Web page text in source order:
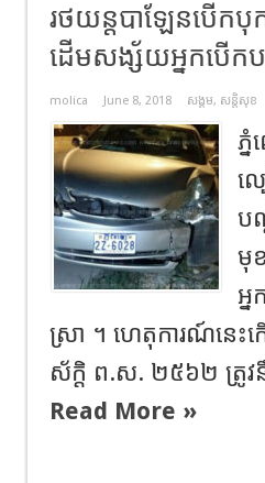
រថយន្តបាឡែនបើក
ដើមសង្ស័យអ្នកបើកប
molica June 8, 2018 សង្គម, សន្តិសុខ
ភ្
ល្
ប
មុ
អ្
ស្រា ។ ហេតុការណ៍នេះក
ស័ក្តិ ព.ស. ២៥៦២ ត្រូវនឹ
Read More »